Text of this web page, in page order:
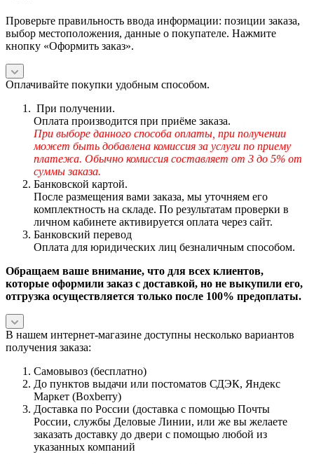
Проверьте правильность ввода информации: позиции заказа,
выбор местоположения, данные о покупателе. Нажмите
кнопку «Оформить заказ».
Оплачивайте покупки удобным способом.
При получении.
Оплата производится при приёме заказа.
При выборе данного способа оплаты, при получении
может быть добавлена комиссия за услуги по приему
платежа. Обычно комиссия составляет от 3 до 5% от
суммы заказа.
Банковской картой.
После размещения вами заказа, мы уточняем его
комплектность на складе. По результатам проверки в
личном кабинете активируется оплата через сайт.
Банковский перевод
Оплата для юридических лиц безналичным способом.
Обращаем ваше внимание, что для всех клиентов,
которые оформили заказ с доставкой, но не выкупили его,
отгрузка осуществляется только после 100% предоплаты.
В нашем интернет-магазине доступны несколько вариантов
получения заказа:
Самовывоз (бесплатно)
До пунктов выдачи или постоматов СДЭК, Яндекс
Маркет (Boxberry)
Доставка по России (доставка с помощью Почты
России, службы Деловые Линии, или же вы желаете
заказать доставку до двери с помощью любой из
указанных компаний